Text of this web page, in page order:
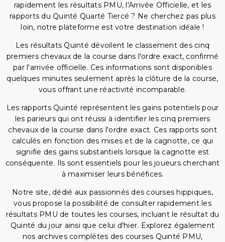
rapidement les résultats PMU, l'Arrivée Officielle, et les
rapports du Quinté Quarté Tiercé ? Ne cherchez pas plus
loin, notre plateforme est votre destination idéale !
Les résultats Quinté dévoilent le classement des cinq
premiers chevaux de la course dans l'ordre exact, confirmé
par l'arrivée officielle. Ces informations sont disponibles
quelques minutes seulement après la clôture de la course,
vous offrant une réactivité incomparable.
Les rapports Quinté représentent les gains potentiels pour
les parieurs qui ont réussi à identifier les cinq premiers
chevaux de la course dans l'ordre exact. Ces rapports sont
calculés en fonction des mises et de la cagnotte, ce qui
signifie des gains substantiels lorsque la cagnotte est
conséquente. Ils sont essentiels pour les joueurs cherchant
à maximiser leurs bénéfices.
Notre site, dédié aux passionnés des courses hippiques,
vous propose la possibilité de consulter rapidement les
résultats PMU de toutes les courses, incluant le résultat du
Quinté du jour ainsi que celui d'hier. Explorez également
nos archives complètes des courses Quinté PMU,